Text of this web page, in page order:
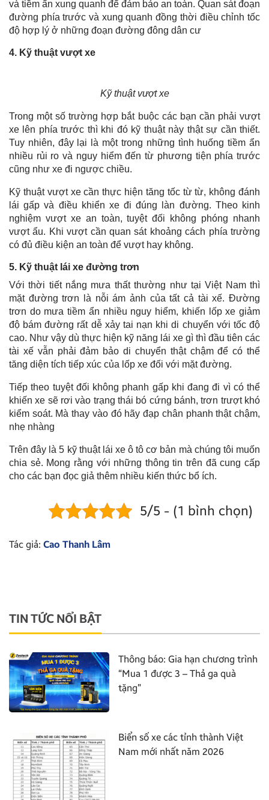
và tiềm ẩn xung quanh để đảm bảo an toàn. Quan sát đoạn
đường phía trước và xung quanh đồng thời điều chỉnh tốc
độ hợp lý ở những đoạn đường đông dân cư
4. Kỹ thuật vượt xe
Kỹ thuật vượt xe
Trong một số trường hợp bắt buộc các bạn cần phải vượt
xe lên phía trước thì khi đó kỹ thuật này thật sự cần thiết.
Tuy nhiên, đây lại là một trong những tình huống tiềm ẩn
nhiều rủi ro và nguy hiểm đến từ phương tiện phía trước
cũng như xe đi ngược chiều.
Kỹ thuật vượt xe cần thực hiện tăng tốc từ từ, không đánh
lái gấp và điều khiển xe đi đúng làn đường. Theo kinh
nghiệm vượt xe an toàn, tuyệt đối không phóng nhanh
vượt ẩu. Khi vượt cần quan sát khoảng cách phía trường
có đủ điều kiện an toàn để vượt hay không.
5. Kỹ thuật lái xe đường trơn
Với thời tiết nắng mưa thất thường như tại Việt Nam thì
mặt đường trơn là nỗi ám ảnh của tất cả tài xế. Đường
trơn do mưa tiềm ẩn nhiều nguy hiểm, khiến lốp xe giảm
độ bám đường rất dễ xảy tai nạn khi di chuyển với tốc độ
cao. Như vậy dù thực hiện kỹ năng lái xe gì thì đầu tiên các
tài xế vẫn phải đảm bảo di chuyển thật chậm để có thể
tăng diện tích tiếp xúc của lốp xe đối với mặt đường.
Tiếp theo tuyệt đối không phanh gấp khi đang đi vì có thể
khiến xe sẽ rơi vào trạng thái bó cứng bánh, trơn trượt khó
kiểm soát. Mà thay vào đó hãy đạp chân phanh thật chậm,
nhẹ nhàng
Trên đây là 5 kỹ thuật lái xe ô tô cơ bản mà chúng tôi muốn
chia sẻ. Mong rằng với những thông tin trên đã cung cấp
cho các bạn đọc giả thêm nhiều kiến thức bổ ích.
5/5 - (1 bình chọn)
Tác giả: Cao Thanh Lâm
TIN TỨC NỔI BẬT
Thông báo: Gia hạn chương trình
“Mua 1 được 3 – Thả ga quà
tặng”
Biển số xe các tỉnh thành Việt
Nam mới nhất năm 2026